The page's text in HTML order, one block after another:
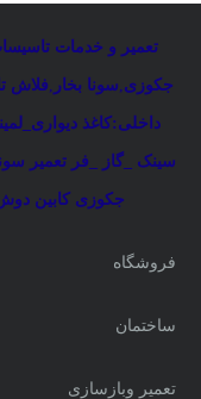
تعمیر و خدمات
جکوزی سونا بخار فلاش
داخلی:کاغذ
سینک _گاز _فر تعمیر
جکوزی کابین
فروشگاه
ساختمان
تعمیر وبازسازی